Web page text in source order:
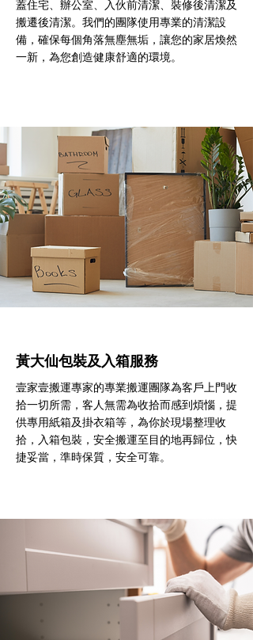
蓋住宅、辦公室、入伙前清潔、裝修後清潔及
搬遷後清潔。我們的團隊使用專業的清潔設
備，確保每個角落無塵無垢，讓您的家居煥然
一新，為您創造健康舒適的環境。
黃大仙包裝及入箱服務
壹家壹搬運專家的專業搬運團隊為客戶上門收
拾一切所需，客人無需為收拾而感到煩惱，提
供專用紙箱及掛衣箱等，為你於現場整理收
拾，入箱包裝，安全搬運至目的地再歸位，快
捷妥當，準時保質，安全可靠。